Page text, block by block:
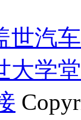
世汽
大学堂